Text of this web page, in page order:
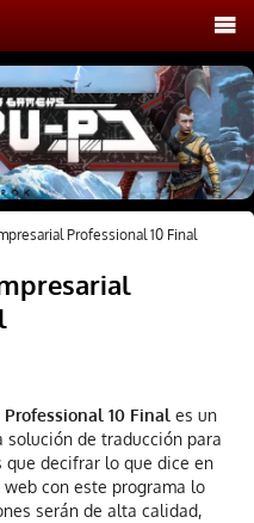
Professional 10 Final
10 Final es un
solución de traducción para
que decifrar lo que dice en
con este programa lo
serán de alta calidad,